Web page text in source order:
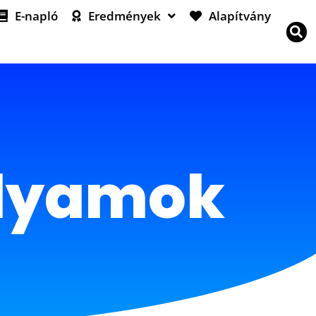
E-napló Eredmények
Alapítvány